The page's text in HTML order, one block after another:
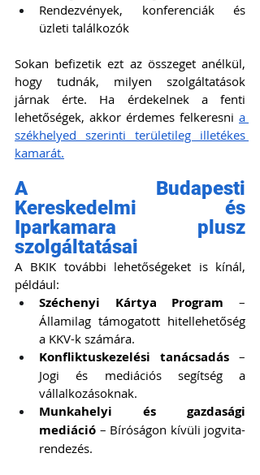
Rendezvények, konferenciák és
üzleti találkozók
Sokan befizetik ezt az összeget anélkül,
hogy tudnák, milyen szolgáltatások
járnak érte. Ha érdekelnek a fenti
lehetőségek, akkor érdemes felkeresni a
székhelyed szerinti területileg illetékes
kamarát.
A Budapesti
Kereskedelmi és
Iparkamara plusz
szolgáltatásai
A BKIK további lehetőségeket is kínál,
például:
Széchenyi Kártya Program –
Államilag támogatott hitellehetőség
a KKV-k számára.
Konfliktuskezelési tanácsadás –
Jogi és mediációs segítség a
vállalkozásoknak.
Munkahelyi és gazdasági
mediáció – Bíróságon kívüli jogvita-
rendezés.